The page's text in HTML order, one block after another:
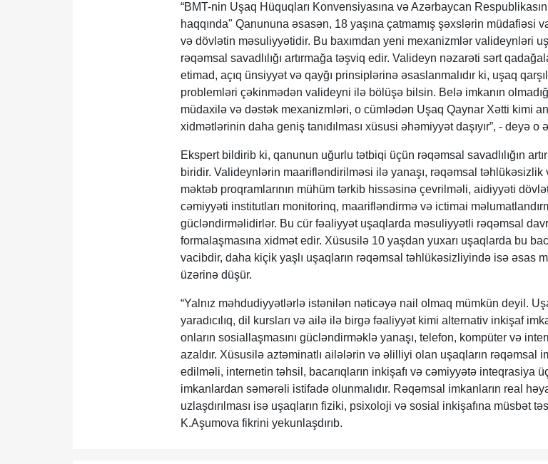
“BMT-nin Uşaq Hüquqları Konvensiyasına və Azərbaycan
haqqında" Qanununa əsasən, 18 yaşına çatmamış şəxslərin müdafiəsi
və dövlətin məsuliyyətidir. Bu baxımdan yeni mexanizmlər valideynləri
rəqəmsal savadlılığı artırmağa təşviq edir. Valideyn nəzarəti sərt
etimad, açıq ünsiyyət və qayğı prinsiplərinə əsaslanmalıdır ki, uşaq
problemləri çəkinmədən valideyni ilə bölüşə bilsin. Belə imkanın
müdaxilə və dəstək mexanizmləri, o cümlədən Uşaq Qaynar Xətti kimi
xidmətlərinin daha geniş tanıdılması xüsusi əhəmiyyət daşıyır”, - deyə o
Ekspert bildirib ki, qanunun uğurlu tətbiqi üçün rəqəmsal savadlılığın
biridir. Valideynlərin maarifləndirilməsi ilə yanaşı, rəqəmsal təhlükəsizlik
məktəb proqramlarının mühüm tərkib hissəsinə çevrilməli, aidiyyəti
cəmiyyəti institutları monitorinq, maarifləndirmə və ictimai
gücləndirməlidirlər. Bu cür fəaliyyət uşaqlarda məsuliyyətli rəqəmsal
formalaşmasına xidmət edir. Xüsusilə 10 yaşdan yuxarı uşaqlarda bu
vacibdir, daha kiçik yaşlı uşaqların rəqəmsal təhlükəsizliyində isə əsas
üzərinə düşür.
“Yalnız məhdudiyyətlərlə istənilən nəticəyə nail olmaq mümkün deyil.
yaradıcılıq, dil kursları və ailə ilə birgə fəaliyyət kimi alternativ inkişaf
onların sosiallaşmasını gücləndirməklə yanaşı, telefon, kompüter və
azaldır. Xüsusilə aztəminatlı ailələrin və əlilliyi olan uşaqların rəqəmsal
edilməli, internetin təhsil, bacarıqların inkişafı və cəmiyyətə inteqrasiya
imkanlardan səmərəli istifadə olunmalıdır. Rəqəmsal imkanların real
uzlaşdırılması isə uşaqların fiziki, psixoloji və sosial inkişafına müsbət
K.Aşumova fikrini yekunlaşdırıb.